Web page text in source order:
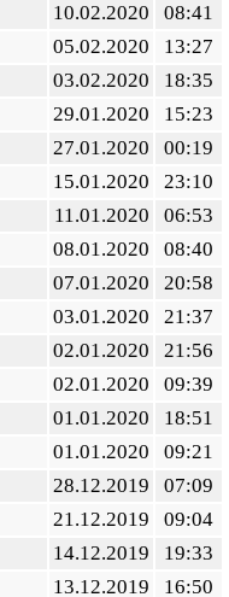
10.02.2020
08:41
05.02.2020
13:27
03.02.2020
18:35
29.01.2020
15:23
27.01.2020
00:19
15.01.2020
23:10
11.01.2020
06:53
08.01.2020
08:40
07.01.2020
20:58
03.01.2020
21:37
02.01.2020
21:56
02.01.2020
09:39
01.01.2020
18:51
01.01.2020
09:21
28.12.2019
07:09
21.12.2019
09:04
14.12.2019
19:33
13.12.2019 16:50